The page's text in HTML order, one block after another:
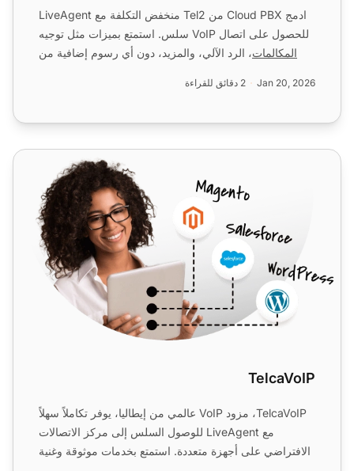
ادمج Cloud PBX من Tel2 منخفض التكلفة مع LiveAgent
للحصول على اتصال VoIP سلس. استمتع بميزات مثل توجيه
المكالمات، الرد الآلي، والمزيد، دون أي رسوم إضافية من
Jan 20, 2026 2 دقائق للقراءة
TelcaVoIP
TelcaVoIP
TelcaVoIP، مزود VoIP عالمي من إيطاليا، يوفر تكاملاً سهلاً
مع LiveAgent للوصول السلس إلى مركز الاتصالات
الافتراضي على أجهزة متعددة. استمتع بخدمات موثوقة وغنية